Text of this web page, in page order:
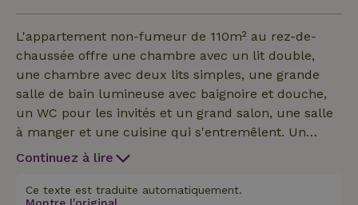
L'appartement non-fumeur de 110m² au rez-de-
chaussée offre une chambre avec un lit double,
une chambre avec deux lits simples, une grande
salle de bain lumineuse avec baignoire et douche,
un WC pour les invités et un grand salon, une salle
à manger et une cuisine qui s'entremêlent. Un
canapé-lit (1,40m x 2,00m) offre des possibilités de
campagne bien équipée, tu as à ta disposition une
Continuez à lire
Ce texte est traduite automatiquement.